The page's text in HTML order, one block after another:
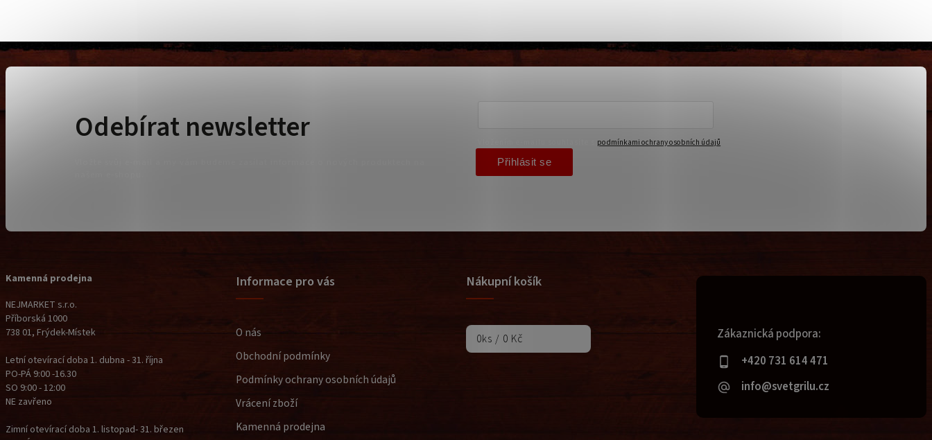
Zákaznická podpora:
+420 731 614 471
info@svetgrilu.cz
Kamenná prodejna
NEJMARKET s.r.o.
Příborská 1000
738 01, Frýdek-Místek
Letní otevírací doba 1. dubna - 31. října
PO-PÁ 9:00 -16.30
SO 9:00 - 12:00
NE zavřeno
Zimní otevírací doba 1. listopad- 31. březen
Informace pro vás
O nás
Obchodní podmínky
Podmínky ochrany osobních údajů
Vrácení zboží
Kamenná prodejna
Nákupní košík
0ks / 0 Kč
Odebírat newsletter
podmínkami ochrany osobních údajů
Přihlásit se